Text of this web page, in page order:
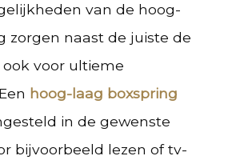
van de hoog-
zorgen naast de juiste de
voor ultieme
hoog-laag boxspring
in de gewenste
bijvoorbeeld lezen of tv-